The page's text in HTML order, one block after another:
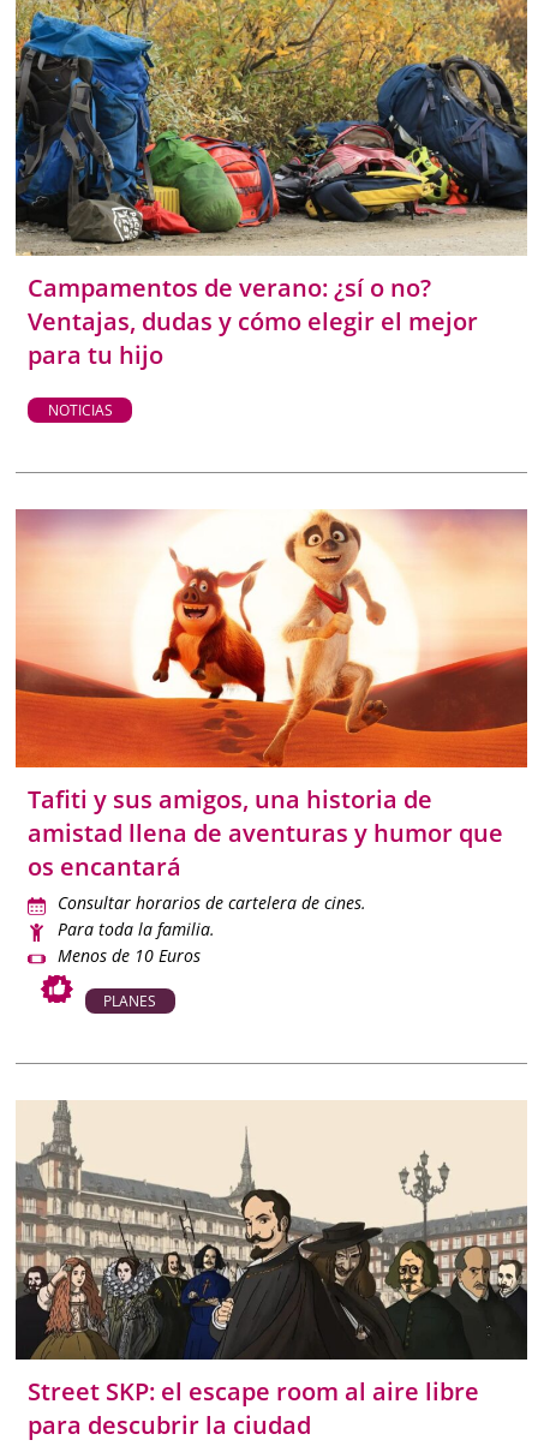
Campamentos de verano: ¿sí o no?
Ventajas, dudas y cómo elegir el mejor
para tu hijo
NOTICIAS
Tafiti y sus amigos, una historia de
amistad llena de aventuras y humor que
os encantará
Consultar horarios de cartelera de cines.
Para toda la familia.
Menos de 10 Euros
PLANES
Street SKP: el escape room al aire libre
para descubrir la ciudad